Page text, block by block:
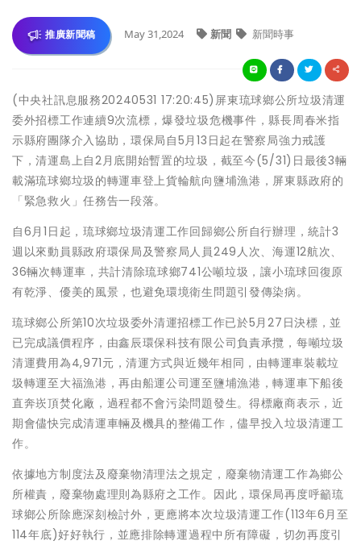
推廣新聞稿 May 31,2024 新聞 新聞時事
(中央社訊息服務20240531 17:20:45)屏東琉球鄉公所垃圾清運
委外招標工作連續9次流標，爆發垃圾危機事件，縣長周春米指
示縣府團隊介入協助，環保局自5月13日起在警察局強力戒護
下，清運島上自2月底開始暫置的垃圾，截至今(5/31)日最後3輛
載滿琉球鄉垃圾的轉運車登上貨輪航向鹽埔漁港，屏東縣政府的
「緊急救火」任務告一段落。
自6月1日起，琉球鄉垃圾清運工作回歸鄉公所自行辦理，統計3
週以來動員縣政府環保局及警察局人員249人次、海運12航次、
36輛次轉運車，共計清除琉球鄉741公噸垃圾，讓小琉球回復原
有乾淨、優美的風景，也避免環境衛生問題引發傳染病。
琉球鄉公所第10次垃圾委外清運招標工作已於5月27日決標，並
已完成議價程序，由鑫辰環保科技有限公司負責承攬，每噸垃圾
清運費用為4,971元，清運方式與近幾年相同，由轉運車裝載垃
圾轉運至大福漁港，再由船運公司運至鹽埔漁港，轉運車下船後
直奔崁頂焚化廠，過程都不會污染問題發生。得標廠商表示，近
期會儘快完成清運車輛及機具的整備工作，儘早投入垃圾清運工
作。
依據地方制度法及廢棄物清理法之規定，廢棄物清運工作為鄉公
所權責，廢棄物處理則為縣府之工作。因此，環保局再度呼籲琉
球鄉公所除應深刻檢討外，更應將本次垃圾清運工作(113年6月至
114年底)好好執行，並應排除轉運過程中所有障礙，切勿再度引